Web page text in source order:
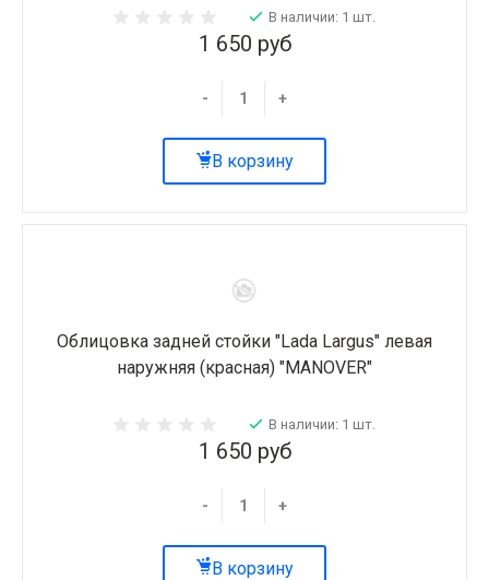
В наличии: 1 шт.
1 650 руб
- +
В корзину
Облицовка задней стойки "Lada Largus" левая
наружняя (красная) "MANOVER"
В наличии: 1 шт.
1 650 руб
- +
В корзину